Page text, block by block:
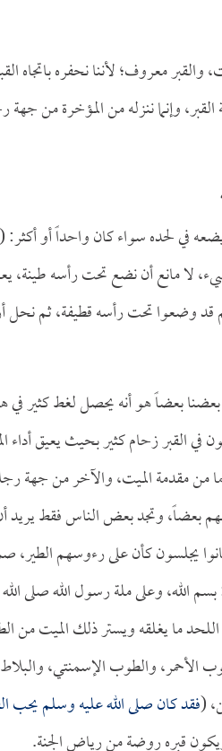
والقبر معروف؛ لأننا نحفره باتجاه
القبر، وإنما ننزله من المؤخرة من
في لحده سواء كان واحداً أو أكثر:
لا مانع أن نضع تحت رأسه طينة،
قد وضعوا تحت رأسه قطيفة، ثم نحل
بعضاً هو أنه يحصل لغط كثير في
القبر زحام كثير بحيث يعيق أداء
من مقدمة الميت، والآخر من جهة
بعضاً، وتجد بعض الناس فقط
يجلسون كأن على رءوسهم الطير،
وعلى ملة رسول الله صلى
ما يغلقه ويستر ذلك الميت من
الأحمر، والطوب الإسمنتي،
(فقد كان صلى الله عليه وسلم يحب
ويكون قبره روضة من رياض الجنة.